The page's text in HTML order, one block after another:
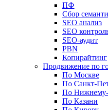
ПФ
Сбор
SEO анализ
SEO
SEO-аудит
PBN
Копирайтинг
Продвижение по
По Москве
По Санкт-
По
По Казани